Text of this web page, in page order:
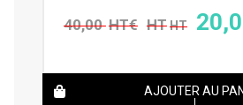
40,00 €
AJOUTER AU